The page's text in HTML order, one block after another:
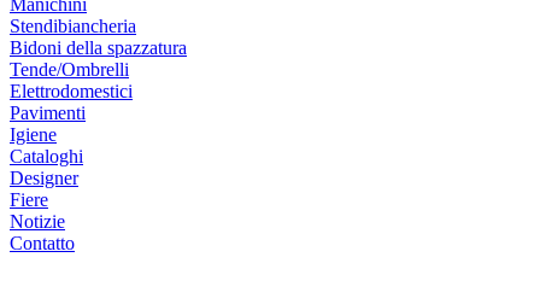
Manichini
Stendibiancheria
Bidoni della spazzatura
Tende/Ombrelli
Elettrodomestici
Pavimenti
Igiene
Cataloghi
Designer
Fiere
Notizie
Contatto